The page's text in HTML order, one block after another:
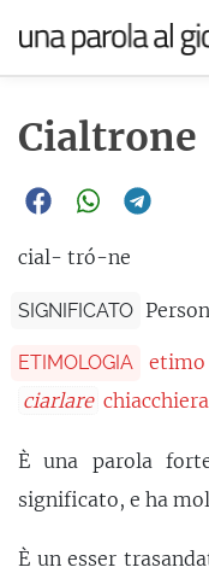
Cialtrone
cial- tró-ne
SIGNIFICATO
ETIMOLOGIA
ciarlare
È una parola
significato, e ha
È un esser